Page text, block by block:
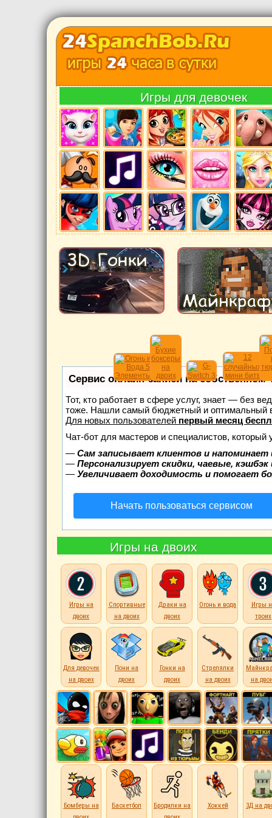
Игры для девочек
Сервис онлайн-записи на собственном
Тот, кто работает в сфере услуг, знает — без
тоже. Нашли самый бюджетный и оптимальный
Для новых пользователей первый месяц
Чат-бот для мастеров и специалистов, который
— Сам записывает клиентов и напоминает
— Персонализирует скидки, чаевые,
— Увеличивает доходимость и помогает
Начать пользоваться сервисом
Игры на двоих
Игры на
двоих
Спортивные
на двоих
Драки на
двоих
Огонь и вода
Игры
троих
Для девочек
на двоих
Пони на
двоих
Гонки на
двоих
Стрелялки
на двоих
на
Бомберы на
Баскетбол
Бродилки на
Хоккей 3Д на